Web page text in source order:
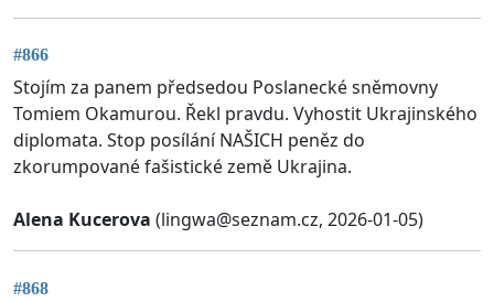
#866
Stojím za panem předsedou Poslanecké sněmovny
Tomiem Okamurou. Řekl pravdu. Vyhostit Ukrajinského
diplomata. Stop posílání NAŠICH peněz do
zkorumpované fašistické země Ukrajina.
Alena Kucerova (lingwa@seznam.cz, 2026-01-05)
#868